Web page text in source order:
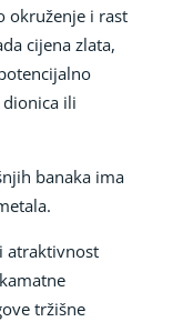
okruženje i rast
cijena zlata,
ili
banaka ima
atraktivnost
tržišne